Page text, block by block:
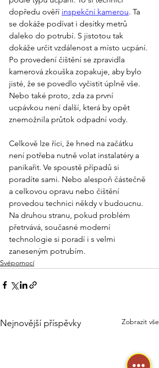
dopředu ověří inspekční kamerou. Ta
se dokáže podívat i desítky metrů
daleko do potrubí. S jistotou tak
dokáže určit vzdálenost a místo ucpání.
Po provedení čištění se zpravidla
kamerová zkouška zopakuje, aby bylo
jisté, že se povedlo vyčistit úplně vše.
Nebo také proto, zda za první
ucpávkou není další, která by opět
znemožnila průtok odpadní vody.
Celkově lze říci, že hned na začátku
není potřeba nutně volat instalatéry a
panikařit. Ve spoustě případů si
poradíte sami. Nebo alespoň částečně
a celkovou opravu nebo čištění
provedou technici někdy v budoucnu.
Na druhou stranu, pokud problém
přetrvává, současné moderní
technologie si poradí i s velmi
zaneseným potrubím.
Svépomocí
Nejnovější příspěvky Zobrazit vše